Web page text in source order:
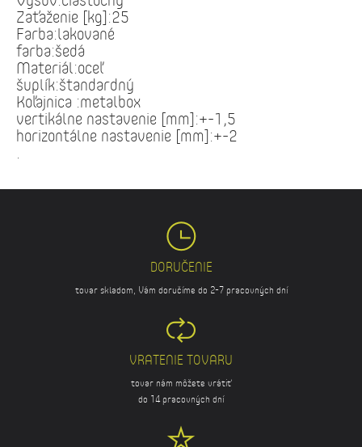
Zaťaženie [kg]:25
Farba:lakované
farba:šedá
Materiál:oceľ
šuplík:štandardný
Koľajnica :metalbox
vertikálne nastavenie [mm]:+-1,5
horizontálne nastavenie [mm]:+-2
.
DORUČENIE
tovar skladom, Vám doručíme do 2-7 pracovných dní
VRATENIE TOVARU
tovar nám môžete vrátiť
do 14 pracovných dní